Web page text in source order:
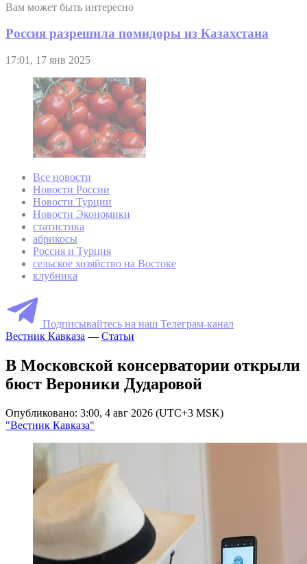
Вам может быть интересно
Россия разрешила помидоры из Казахстана
17:01, 17 янв 2025
Все новости
Новости России
Новости Турции
Новости Экономики
статистика
абрикосы
Россия и Турция
сельское хозяйство на Востоке
клубника
Подписывайтесь на наш Телеграм-канал
Вестник Кавказа — Статьи
В Московской консерватории открыли
бюст Вероники Дударовой
Опубликовано: 3:00, 4 авг 2026 (UTC+3 MSK)
"Вестник Кавказа"